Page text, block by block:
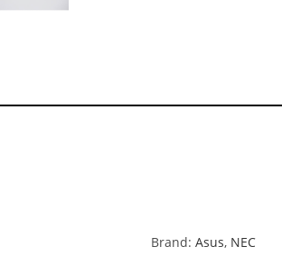
Brand: Asus, NEC